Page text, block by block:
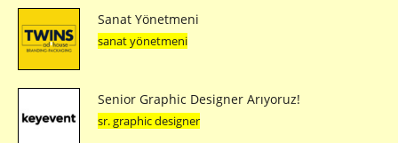
Sanat Yönetmeni
sanat yönetmeni
Senior Graphic Designer Arıyoruz!
sr. graphic designer